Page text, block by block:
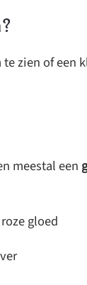
zien of een
meestal een
gloed